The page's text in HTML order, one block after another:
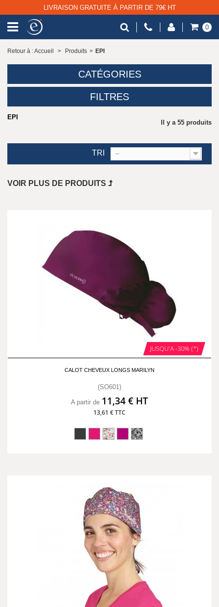
LIVRAISON GRATUITE À PARTIR DE 79€ HT
0
Retour à : Accueil > Produits > EPI
CATÉGORIES
FILTRES
EPI
Il y a 55 produits
TRI --
VOIR PLUS DE PRODUITS
JUSQU'A -30% (*)
CALOT CHEVEUX LONGS MARILYN
(SO601)
A partir de 11,34 € HT
13,61 € TTC